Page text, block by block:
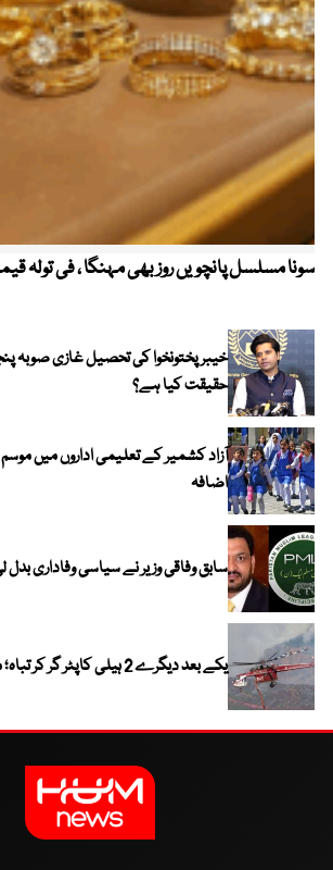
سونا مسلسل پانچویں روز بھی مہنگا ، فی تولہ
خیبر پختونخوا کی تحصیل غازی صوبہ
حقیقت کیا ہے؟
آزاد کشمیر کے تعلیمی اداروں میں
اضافہ
سابق وفاقی وزیر نے سیاسی وفاداری
یکے بعد دیگرے 2 ہیلی کاپٹر گر کر تباہ؛ متعدد ہلاکتیں